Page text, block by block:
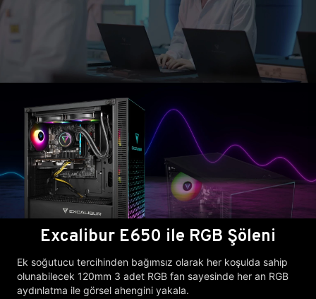
Excalibur E650 ile RGB Şöleni
Ek soğutucu tercihinden bağımsız olarak her koşulda sahip
olunabilecek 120mm 3 adet RGB fan sayesinde her an RGB
aydınlatma ile görsel ahengini yakala.